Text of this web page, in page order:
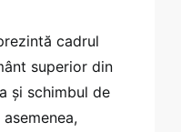
cadrul
superior din
și schimbul de